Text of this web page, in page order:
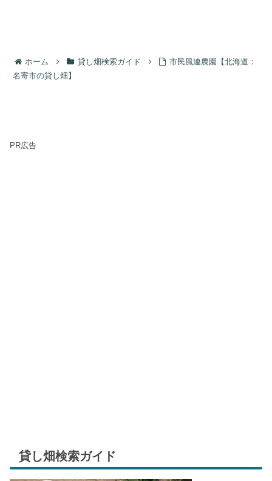
ホーム 貸し畑検索ガイド
市民風連農園【北海道：
名寄市の貸し畑】
PR広告
貸し畑検索ガイド